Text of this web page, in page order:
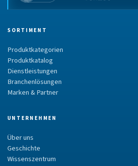
SORTIMENT
Produktkategorien
Produktkatalog
Dienstleistungen
Branchenlösungen
Marken & Partner
UNTERNEHMEN
Über uns
Geschichte
Wissenszentrum